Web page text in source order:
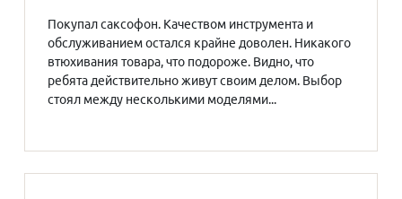
Покупал саксофон. Качеством инструмента и
обслуживанием остался крайне доволен. Никакого
втюхивания товара, что подороже. Видно, что
ребята действительно живут своим делом. Выбор
стоял между несколькими моделями...